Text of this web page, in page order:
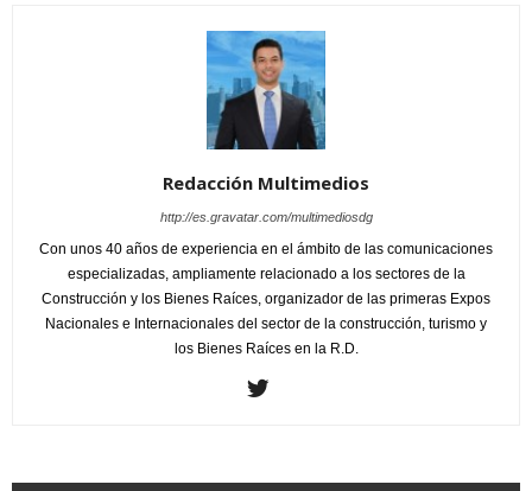
Redacción Multimedios
http://es.gravatar.com/multimediosdg
Con unos 40 años de experiencia en el ámbito de las comunicaciones
especializadas, ampliamente relacionado a los sectores de la
Construcción y los Bienes Raíces, organizador de las primeras Expos
Nacionales e Internacionales del sector de la construcción, turismo y
los Bienes Raíces en la R.D.